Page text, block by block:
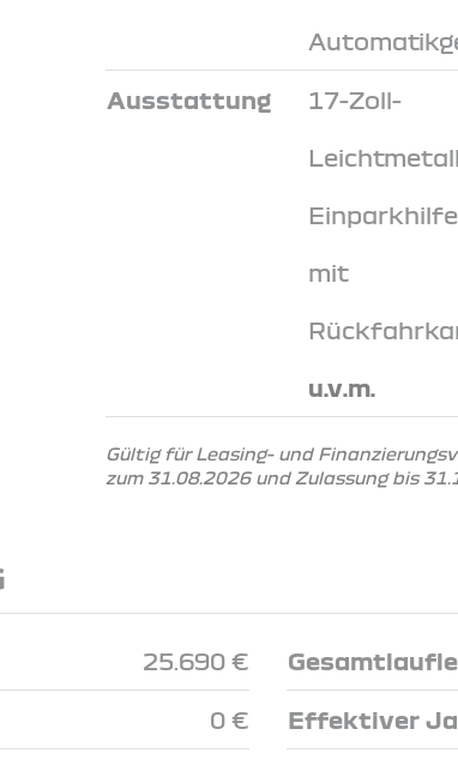
Ausstattung 17-Zoll-
mit
u.v.m.
Gültig für Leasing- und
zum 31.08.2026 und Zulassung bis
25.690 €
0 € Effektiver